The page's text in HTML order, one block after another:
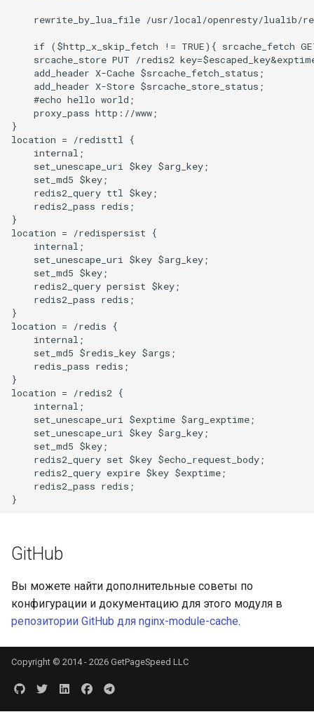
fips-check
form-input
geoip
google
graphite
headers-more
hmac-secure-link
html-sanitize
iconv
image-filter
immerse
immutable
internal-redirect
ipscrub
js-challenge
json
rewrite_by_lua_file /usr/local/openresty/lualib/
if ($http_x_skip_fetch != TRUE){ srcache_fetch
srcache_store PUT /redis2
    add_header X-Cache $srcache_fetch_status;
    add_header X-Store $srcache_store_status;
    #echo hello world;
    proxy_pass http://www;
}
location = /redisttl {
    internal;
    set_unescape_uri $key $arg_key;
    set_md5 $key;
    redis2_query ttl $key;
    redis2_pass redis;
}
location = /redispersist {
    internal;
    set_unescape_uri $key $arg_key;
    set_md5 $key;
    redis2_query persist $key;
    redis2_pass redis;
}
location = /redis {
    internal;
    set_md5 $redis_key $args;
    redis_pass redis;
}
location = /redis2 {
    internal;
    set_unescape_uri $exptime $arg_exptime;
    set_unescape_uri $key $arg_key;
    set_md5 $key;
    redis2_query set $key $echo_request_body;
    redis2_query expire $key $exptime;
    redis2_pass redis;
GitHub
Вы можете найти дополнительные советы по
конфигурации и документацию для этого модуля в
репозитории GitHub для nginx-module-cache.
Copyright © 2014 - 2026 GetPageSpeed LLC